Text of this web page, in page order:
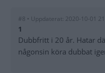
#8 • Uppdaterat: 2020-10-01
1
Dubbfritt i 20 år. Hatar
någonsin köra dubbat